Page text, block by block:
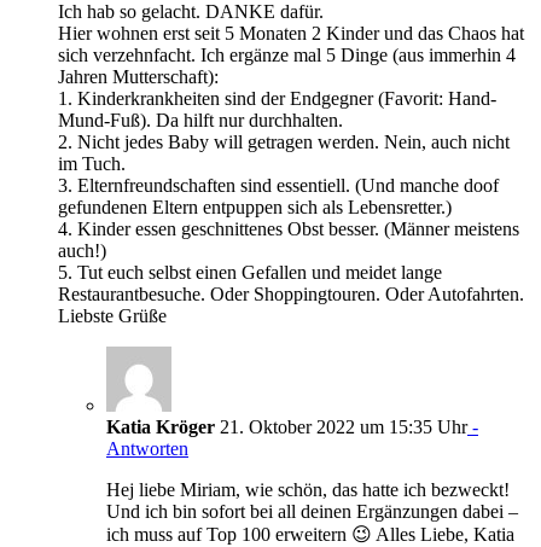
Ich hab so gelacht. DANKE dafür.
Hier wohnen erst seit 5 Monaten 2 Kinder und das Chaos hat
sich verzehnfacht. Ich ergänze mal 5 Dinge (aus immerhin 4
Jahren Mutterschaft):
1. Kinderkrankheiten sind der Endgegner (Favorit: Hand-
Mund-Fuß). Da hilft nur durchhalten.
2. Nicht jedes Baby will getragen werden. Nein, auch nicht
im Tuch.
3. Elternfreundschaften sind essentiell. (Und manche doof
gefundenen Eltern entpuppen sich als Lebensretter.)
4. Kinder essen geschnittenes Obst besser. (Männer meistens
auch!)
5. Tut euch selbst einen Gefallen und meidet lange
Restaurantbesuche. Oder Shoppingtouren. Oder Autofahrten.
Liebste Grüße
Katia Kröger 21. Oktober 2022 um 15:35 Uhr-
Antworten
Hej liebe Miriam, wie schön, das hatte ich bezweckt!
Und ich bin sofort bei all deinen Ergänzungen dabei –
ich muss auf Top 100 erweitern 😉 Alles Liebe, Katia